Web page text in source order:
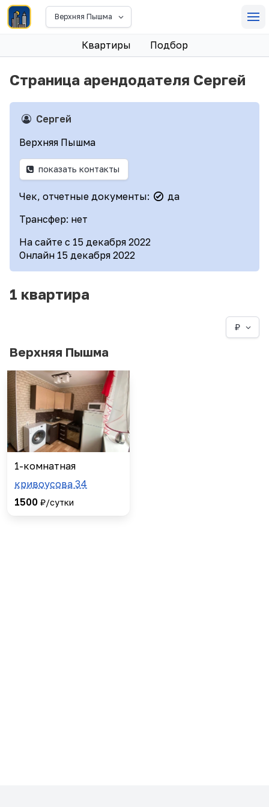
Верхняя Пышма
Квартиры Подбор
Страница арендодателя Сергей
Сергей
Верхняя Пышма
показать контакты
Чек, отчетные документы:
да
Трансфер: нет
На сайте с 15 декабря 2022
Онлайн 15 декабря 2022
1 квартира
₽
Верхняя Пышма
1-комнатная
кривоусова 34
1500 ₽/сутки